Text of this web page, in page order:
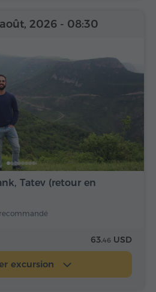
Tatev (retour en
2026 - 08:30
63.46 USD
excursion